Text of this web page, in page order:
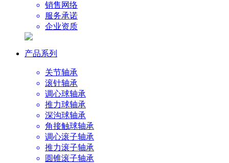
销售网络
服务承诺
企业资质
产品系列
关节轴承
滚针轴承
调心球轴承
推力球轴承
深沟球轴承
角接触球轴承
调心滚子轴承
推力滚子轴承
圆锥滚子轴承